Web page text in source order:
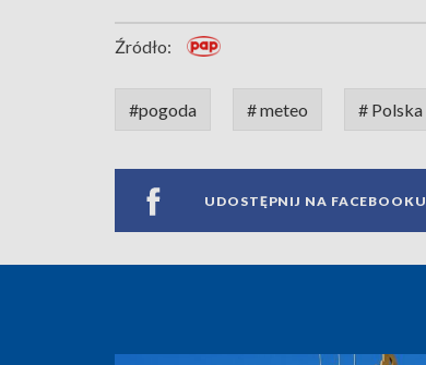
Źródło:
#pogoda # meteo # Polska
UDOSTĘPNIJ NA FACEBOOKU